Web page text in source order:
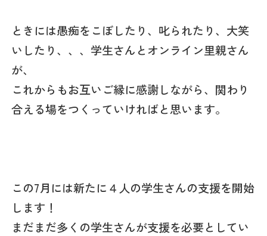
ときには愚痴をこぼしたり、叱られたり、大笑
いしたり、、、学生さんとオンライン里親さん
が、
これからもお互いご縁に感謝しながら、関わり
合える場をつくっていければと思います。
この7月には新たに４人の学生さんの支援を開始
します！
まだまだ多くの学生さんが支援を必要としてい